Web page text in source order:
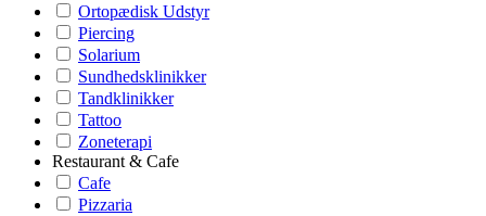
Ortopædisk Udstyr
Piercing
Solarium
Sundhedsklinikker
Tandklinikker
Tattoo
Zoneterapi
Restaurant & Cafe
Cafe
Pizzaria